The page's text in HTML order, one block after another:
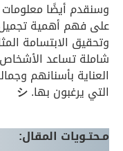
وسنقدم أيضًا
على فهم أهمية تجميل
وتحقيق الابتسامة
شاملة تساعد
العناية بأسنانهم
التي يرغبون بها.
مـحتـويات المقال: